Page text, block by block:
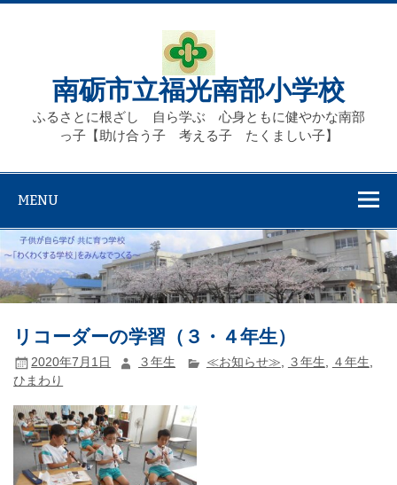
Skip
南砺市立福光南部小学校
ふるさとに根ざし 自ら学ぶ 心身ともに健やかな南部
っ子【助け合う子 考える子 たくましい子】
MENU
リコーダーの学習（３・４年生）
2020年7月1日 ３年生 ≪お知らせ≫, ３年生, ４年生,
ひまわり